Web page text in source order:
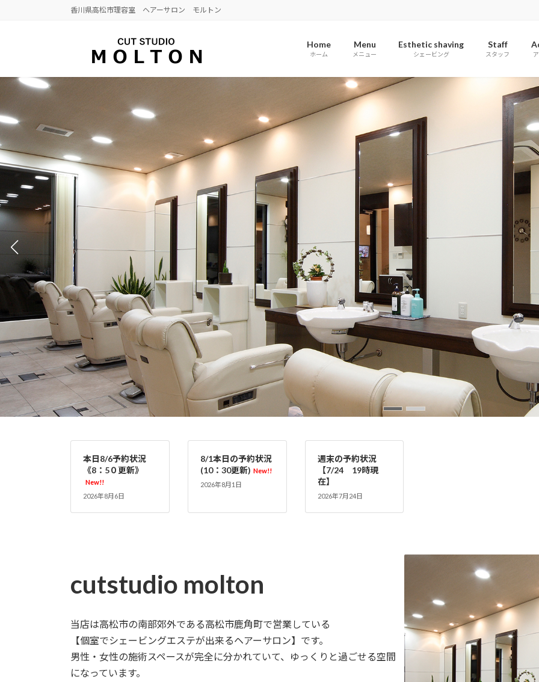
へ
キ
ッ
プ
ョ
に
移
動
香川県高松市理容室 ヘアーサロン モルトン
Home
ホーム
Menu
メニュー
Esthetic shaving
シェービング
Staff
スタッフ
本日8/6予約状況
《8：5０更新》
New!!
2026年8月6日
8/1本日の予約状況
(10：30更新) New!!
2026年8月1日
週末の予約状況
【7/24 19時現
在】
2026年7月24日
cutstudio molton
当店は高松市の南部郊外である高松市鹿角町で営業している
【個室でシェービングエステが出来るヘアーサロン】です。
男性・女性の施術スペースが完全に分かれていて、ゆっくりと過ごせる空間
になっています。